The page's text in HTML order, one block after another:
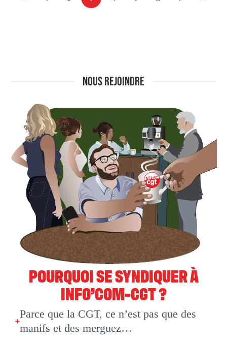
NOUS REJOINDRE
POURQUOI SE SYNDIQUER À
INFO’COM-CGT ?
Parce que la CGT, ce n’est pas que des
manifs et des merguez…